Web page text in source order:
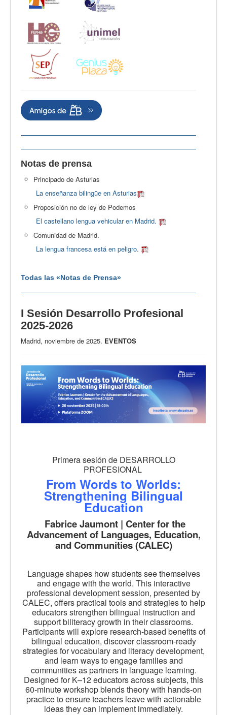
Notas de prensa
Principado de Asturias
La enseñanza bilingüe en Asturias
Proposición no de ley de Podemos
El castellano lengua vehicular en Madrid.
Comunidad de Madrid.
La lengua francesa está en peligro.
Todas las «Notas de Prensa»
I Sesión Desarrollo Profesional
2025-2026
Madrid, noviembre de 2025. EVENTOS
Primera sesión de DESARROLLO
PROFESIONAL
From Words to Worlds:
Strengthening Bilingual
Education
Fabrice Jaumont | Center for the
Advancement of Languages, Education,
and Communities (CALEC)
Language shapes how students see themselves
and engage with the world. This interactive
professional development session, presented by
CALEC, offers practical tools and strategies to help
educators strengthen bilingual instruction and
support biliteracy growth in their classrooms.
Participants will explore research-based benefits of
bilingual education, discover classroom-ready
strategies for vocabulary and literacy development,
and learn ways to engage families and
communities as partners in language learning.
Designed for K–12 educators across subjects, this
60-minute workshop blends theory with hands-on
practice to ensure teachers leave with actionable
ideas they can implement immediately.